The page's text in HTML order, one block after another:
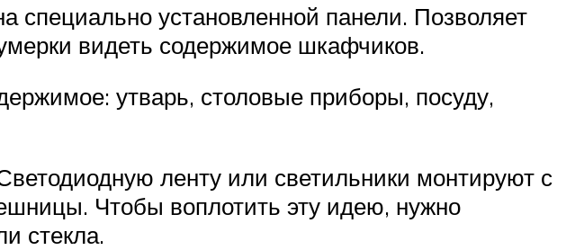
специально установленной панели. Позволяет
видеть содержимое шкафчиков.
утварь, столовые приборы, посуду,
ленту или светильники монтируют с
Чтобы воплотить эту идею, нужно
стекла.